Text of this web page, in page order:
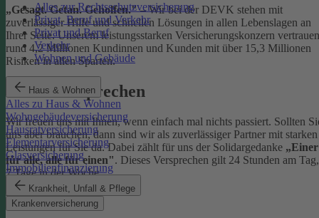
Alles zur Rechtsschutzversicherung
Privat, Beruf und Verkehr
Privat und Beruf
Verkehr
Wohnen und Gebäude
Haus & Wohnen
Alles zu Haus & Wohnen
Wohngebäudeversicherung
Hausratversicherung
Elementarversicherung
Glasversicherung
Immobilienfinanzierung
Krankheit, Unfall & Pflege
Krankenversicherung
„Gesagt. Getan. Geholfen."– Wir bei der DEVK stehen mit
zuverlässiger Hilfe und schnellen Lösungen in allen Lebenslagen an
Ihrer Seite. Unserem leistungsstarken Versicherungskonzern vertrauen
rund 4,2 Millionen Kundinnen und Kunden mit über 15,3 Millionen
Risiken in allen Sparten.
Unser Versprechen
Wir freuen uns mit Ihnen, wenn einfach mal nichts passiert. Sollten
uns aber brauchen, dann sind wir als zuverlässiger Partner mit starken
Leistungen für Sie da. Dabei zählt für uns der Solidargedanke „Einer
für alle, alle für einen". Dieses Versprechen gilt 24 Stunden am Tag,
7 Tage in der Woche.
Ehrlich